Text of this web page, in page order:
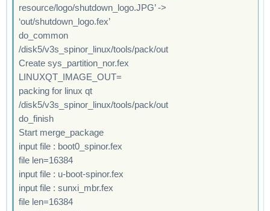
resource/logo/shutdown_logo.JPG’ ->
‘out/shutdown_logo.fex’
do_common
/disk5/v3s_spinor_linux/tools/pack/out
Create sys_partition_nor.fex
LINUXQT_IMAGE_OUT=
packing for linux qt
/disk5/v3s_spinor_linux/tools/pack/out
do_finish
Start merge_package
input file : boot0_spinor.fex
file len=16384
input file : u-boot-spinor.fex
input file : sunxi_mbr.fex
file len=16384